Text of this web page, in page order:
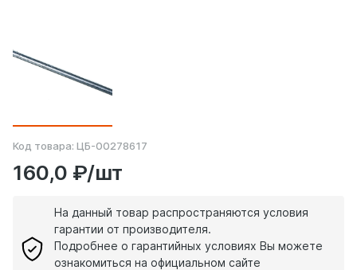
Код товара: ЦБ-00278617
160,0 ₽/шт
На данный товар распространяются условия
гарантии от производителя.
Подробнее о гарантийных условиях Вы можете
ознакомиться на официальном сайте